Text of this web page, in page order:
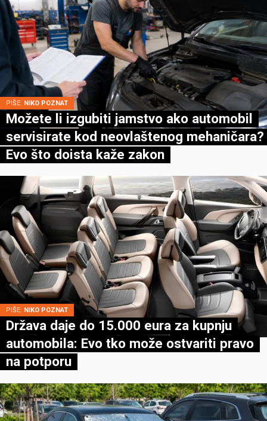
PIŠE: NIKO POZNAT
Možete li izgubiti jamstvo ako automobil
servisirate kod neovlaštenog mehaničara?
Evo što doista kaže zakon
PIŠE: NIKO POZNAT
Država daje do 15.000 eura za kupnju
automobila: Evo tko može ostvariti pravo
na potporu